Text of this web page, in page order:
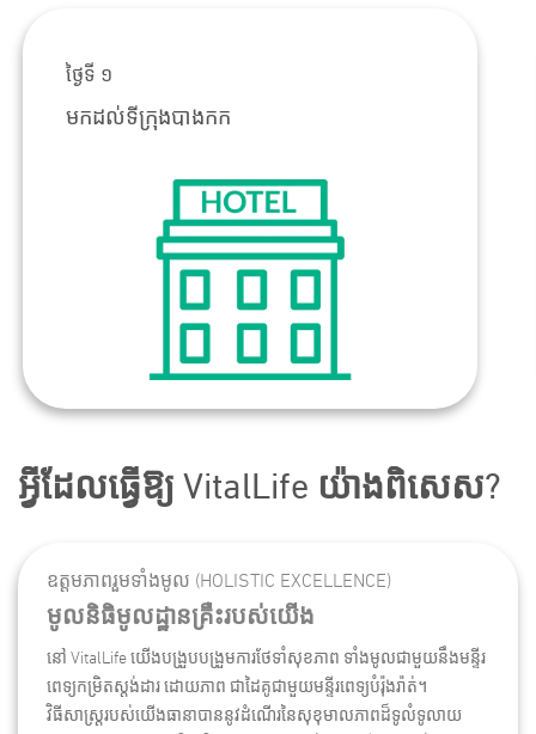
ថ្ងៃទី ១
មកដល់ទីក្រុងបាងកក
អ្វីដែលធ្វើឱ្យ VitalLife យ៉ាងពិសេស?
ឧត្តមភាពរួមទាំងមូល (HOLISTIC EXCELLENCE)
មូលនិធិមូលដ្ឋានគ្រឺះរបស់យើង
នៅ VitalLife យើងបង្រួបបង្រួមការថែទាំសុខភាព ទាំងមូលជាមួយនឹងមន្ទីរ
ពេទ្យកម្រិតស្តង់ដារ ដោយភាព ជាដៃគូជាមួយមន្ទីរពេទ្យបំរ៉ុងរ៉ាត់។
វិធីសាស្រ្តរបស់យើងធានាបាននូវដំណើរនៃសុខុមាលភាពដ៏ទូលំទូលាយ